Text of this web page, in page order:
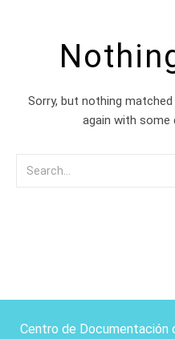
Sorry, but nothing
again with
Centro de